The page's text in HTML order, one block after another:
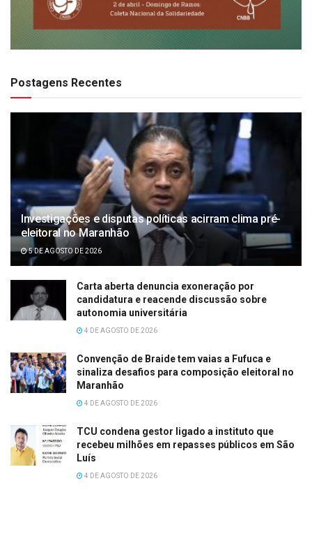
Postagens Recentes
Investigações e disputas políticas acirram clima pré-
eleitoral no Maranhão
5 DE AGOSTO DE 2026
Carta aberta denuncia exoneração por
candidatura e reacende discussão sobre
autonomia universitária
4 DE AGOSTO DE 2026
Convenção de Braide tem vaias a Fufuca e
sinaliza desafios para composição eleitoral no
Maranhão
4 DE AGOSTO DE 2026
TCU condena gestor ligado a instituto que
recebeu milhões em repasses públicos em São
Luís
4 DE AGOSTO DE 2026